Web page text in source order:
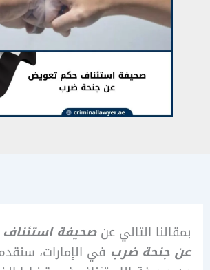
التالي عنصحيفة استئناف حكم
ضربفي الإمارات، سنقدم لكم